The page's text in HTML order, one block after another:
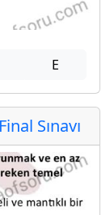
E
Sınavı